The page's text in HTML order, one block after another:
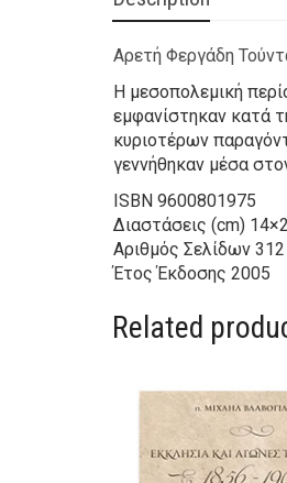
Αρετή Φεργάδη
Η μεσοπολεμική
εμφανίστηκαν κατά
κυριοτέρων
γεννήθηκαν μέσα
ISBN 9600801975
Διαστάσεις (cm)
Αριθμός Σελίδων 312
Έτος Έκδοσης 2005
Related